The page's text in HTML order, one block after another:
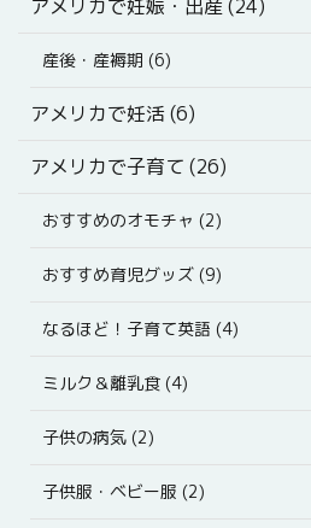
アメリカで妊娠・出産 (24)
産後・産褥期 (6)
アメリカで妊活 (6)
アメリカで子育て (26)
おすすめのオモチャ (2)
おすすめ育児グッズ (9)
なるほど！子育て英語 (4)
ミルク＆離乳食 (4)
子供の病気 (2)
子供服・ベビー服 (2)